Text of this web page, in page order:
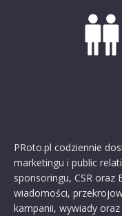
PRoto.pl codziennie
marketingu i public
sponsoringu, CSR oraz
wiadomości,
kampanii, wywiady